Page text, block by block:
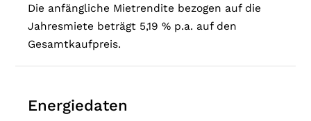
Die anfängliche Mietrendite bezogen auf die
Jahresmiete beträgt 5,19 % p.a. auf den
Gesamtkaufpreis.
Energiedaten